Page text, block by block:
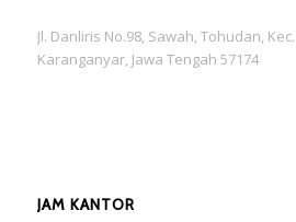
Jl. Danliris No.98, Sawah, Tohudan,
Karanganyar, Jawa Tengah 57174
JAM KANTOR